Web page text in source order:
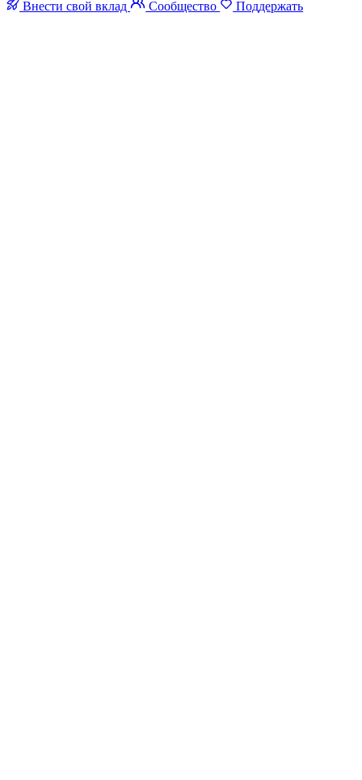
Внести свой вклад
Сообщество Поддержать